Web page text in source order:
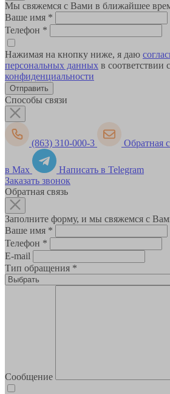
Мы свяжемся с Вами в ближайшее
Ваше имя *
Телефон *
Нажимая на кнопку ниже, я даю
персональных данных в соответствии с
конфиденциальности
Способы связи
(863) 310-000-3 Обратная
в Max
Написать в Telegram
Заказать звонок
Обратная связь
Заполните форму, и мы свяжемся с
Ваше имя *
Телефон *
E-mail
Тип обращения *
Сообщение